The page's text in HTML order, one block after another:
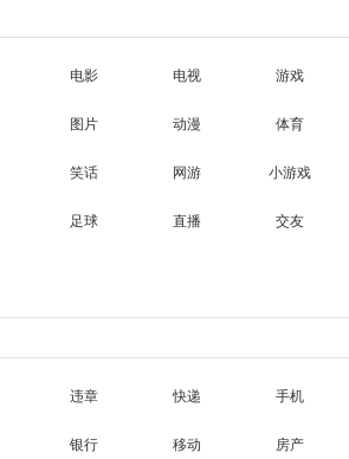
电影 电视 游戏
图片 动漫 体育
笑话 网游 小游戏
足球 直播 交友
违章 快递 手机
银行 移动 房产